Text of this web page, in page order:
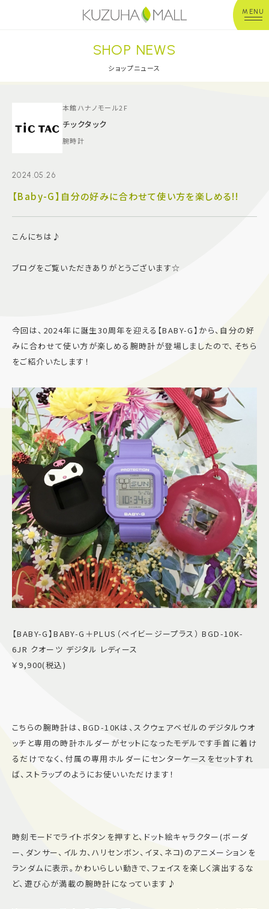
MENU
年中無休平 日：10:00~20:00
※店舗により異なる
ショップガイド
イベント
よくあるご質問
Follow US
SHOP NEWS
ショップニュース
本館ハナノモール2F
チックタック
腕時計
2024.05.26
【Baby-G】自分の好みに合わせて使い方を楽しめる!!
こんにちは♪
ブログをご覧いただきありがとうございます☆
今回は、2024年に誕生30周年を迎える【BABY-G】から、自分の好
みに合わせて使い方が楽しめる腕時計が登場しましたので、そちら
をご紹介いたします！
【BABY-G】BABY-G＋PLUS（ベイビージープラス） BGD-10K-
6JR クオーツ デジタル レディース
￥9,900(税込)
こちらの腕時計は、BGD-10Kは、スクウェアベゼルのデジタルウオ
ッチと専用の時計ホルダーがセットになったモデルです手首に着け
るだけでなく、付属の専用ホルダーにセンターケースをセットすれ
ば、ストラップのようにお使いいただけます！
時刻モードでライトボタンを押すと、ドット絵キャラクター(ボーダ
ー、ダンサー、イルカ、ハリセンボン、イヌ、ネコ)のアニメーションを
ランダムに表示。かわいらしい動きで、フェイスを楽しく演出するな
ど、遊び心が満載の腕時計になっています♪